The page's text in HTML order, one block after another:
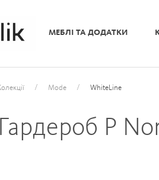
МЕБЛІ ТА ДОДАТКИ
/ Mode / WhiteLine
P